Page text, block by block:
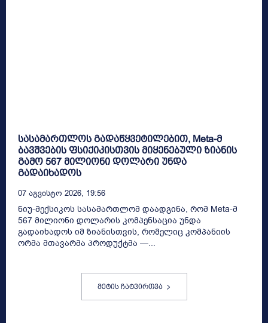
სასამართლოს გადაწყვეტილებით, Meta-მ
ბავშვების ფსიქიკისთვის მიყენებული ზიანის
გამო 567 მილიონი დოლარი უნდა
გადაიხადოს
07 Აგვისტო 2026, 19:56
ნიუ-მექსიკოს სასამართლომ დაადგინა, რომ Meta-მ
567 მილიონი დოლარის კომპენსაცია უნდა
გადაიხადოს იმ ზიანისთვის, რომელიც კომპანიის
ორმა მთავარმა პროდუქტმა —...
მეტის ჩატვირთვა